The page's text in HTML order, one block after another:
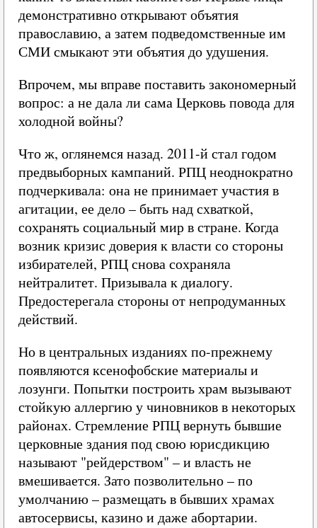
демонстративно открывают объятия
православию, а затем подведомственные им
СМИ смыкают эти объятия до удушения.
Впрочем, мы вправе поставить закономерный
вопрос: а не дала ли сама Церковь повода для
холодной войны?
Что ж, оглянемся назад. 2011-й стал годом
предвыборных кампаний. РПЦ неоднократно
подчеркивала: она не принимает участия в
агитации, ее дело – быть над схваткой,
сохранять социальный мир в стране. Когда
возник кризис доверия к власти со стороны
избирателей, РПЦ снова сохраняла
нейтралитет. Призывала к диалогу.
Предостерегала стороны от непродуманных
действий.
Но в центральных изданиях по-прежнему
появляются ксенофобские материалы и
лозунги. Попытки построить храм вызывают
стойкую аллергию у чиновников в некоторых
районах. Стремление РПЦ вернуть бывшие
церковные здания под свою юрисдикцию
называют "рейдерством" – и власть не
вмешивается. Зато позволительно – по
умолчанию – размещать в бывших храмах
автосервисы, казино и даже абортарии.